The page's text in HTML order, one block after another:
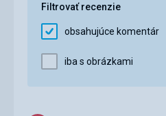
Cena za zájazd bola
doporučujeme.
Natália
Strava
Filtrovať recenzie
obsahujúce komentár
iba s obrázkami